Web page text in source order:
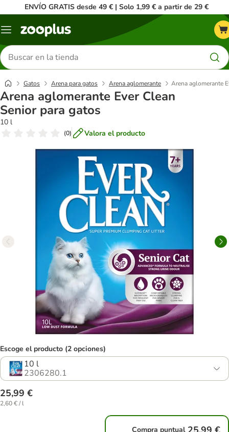
ENVÍO GRATIS desde 49 € | Solo 1,99 € a partir de 29 €
Menú
Buscar
productos
Gatos Arena para gatos Arena aglomerante Arena aglomerante
Arena aglomerante Ever Clean
Senior para gatos
10 l
(0) Valora el producto
Escoge el producto (2 opciones)
10 l
2306280.1
25,99 €
2,60 € / l
Compra puntual